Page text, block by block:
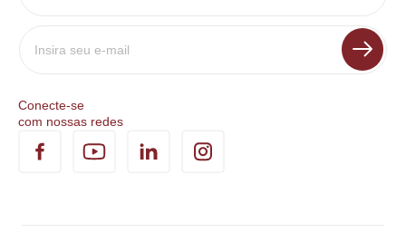
Conecte-se
com nossas redes